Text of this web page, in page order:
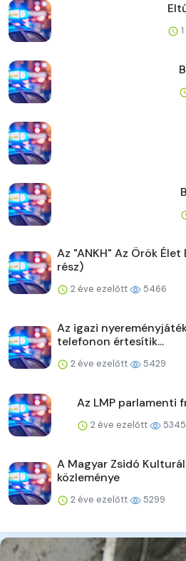
Az "ANKH" Az Örök Élet
rész)
2 éve ezelőtt 5466
Az igazi
telefonon értesítik...
2 éve ezelőtt 5429
Az LMP parlamenti
2 éve ezelőtt 5345
A Magyar Zsidó
közleménye
2 éve ezelőtt 5299